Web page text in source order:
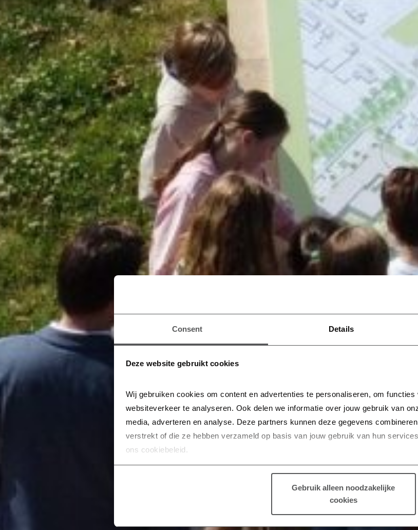
Consent Details
Deze website gebruikt cookies
Wij gebruiken cookies om content en advertenties te personaliseren, om
websiteverkeer te analyseren. Ook delen we informatie over jouw gebruik van
media, adverteren en analyse. Deze partners kunnen deze gegevens
verstrekt of die ze hebben verzameld op basis van jouw gebruik van hun
ons cookiebeleid.
Gebruik alleen noodzakelijke
cookies